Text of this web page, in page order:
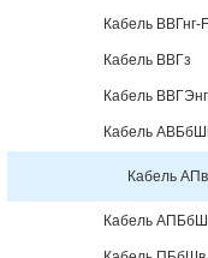
Кабель ВВГнг-
Кабель ВВГз
Кабель
Кабель
Кабель
Кабель